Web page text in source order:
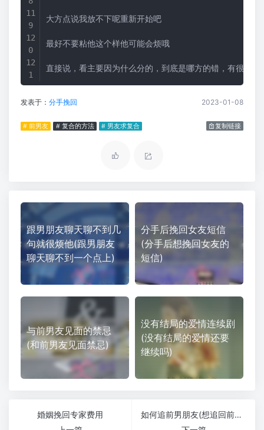
大方点说我放不下呢重新开始吧
最好不要粘他这个样他可能会烦哦
直接说，看主要因为什么分的，到底是哪方的错，有很多因
发表于： 分手挽回 2023-01-08
# 前男友 # 复合的方法 # 男友求复合 复制链接
跟男朋友聊天聊不到几
句就很烦他(跟男朋友
聊天聊不到一个点上)
分手后挽回女友短信
(分手后想挽回女友的
短信)
与前男友见面的禁忌
(和前男友见面禁忌)
没有结局的爱情连续剧
(没有结局的爱情还要
继续吗)
婚姻挽回专家费用
如何追前男朋友(想追回前男友该怎么做)